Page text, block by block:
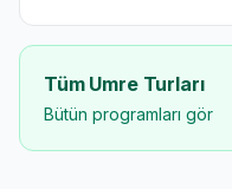
Tüm Umre Turları
Bütün programları gör